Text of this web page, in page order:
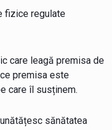
fizice regulate
care leagă premisa de
premisa este
care îl susținem.
sănătatea